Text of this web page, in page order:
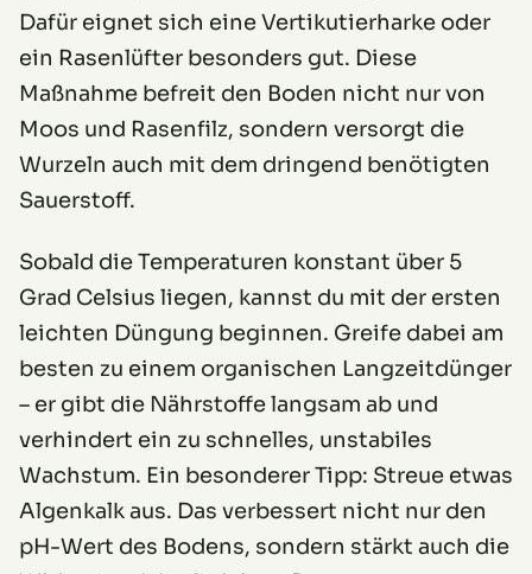
Dafür eignet sich eine Vertikutierharke oder
ein Rasenlüfter besonders gut. Diese
Maßnahme befreit den Boden nicht nur von
Moos und Rasenfilz, sondern versorgt die
Wurzeln auch mit dem dringend benötigten
Sauerstoff.
Sobald die Temperaturen konstant über 5
Grad Celsius liegen, kannst du mit der ersten
leichten Düngung beginnen. Greife dabei am
besten zu einem organischen Langzeitdünger
– er gibt die Nährstoffe langsam ab und
verhindert ein zu schnelles, unstabiles
Wachstum. Ein besonderer Tipp: Streue etwas
Algenkalk aus. Das verbessert nicht nur den
pH-Wert des Bodens, sondern stärkt auch die